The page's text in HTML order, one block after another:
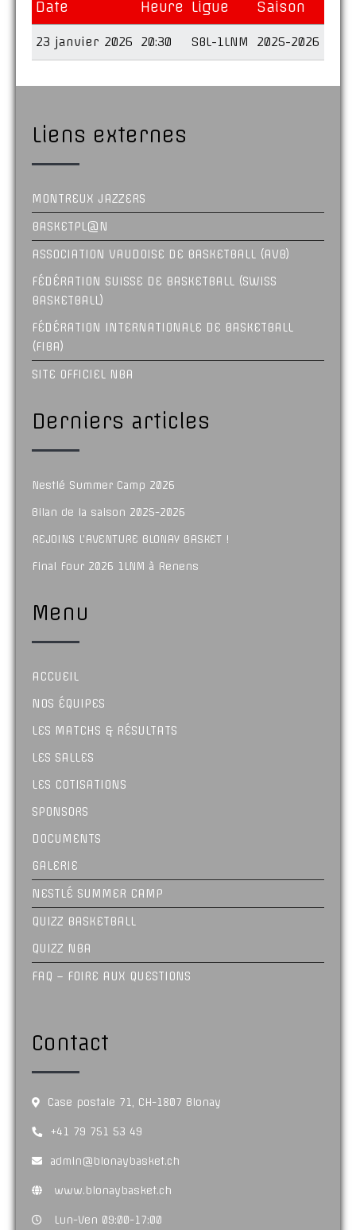
Date Heure Ligue Saison
23 janvier 2026 20:30 SBL-1LNM 2025-2026
Liens externes
MONTREUX JAZZERS
BASKETPL@N
ASSOCIATION VAUDOISE DE BASKETBALL (AVB)
FÉDÉRATION SUISSE DE BASKETBALL (SWISS
BASKETBALL)
FÉDÉRATION INTERNATIONALE DE BASKETBALL
(FIBA)
SITE OFFICIEL NBA
Derniers articles
Nestlé Summer Camp 2026
Bilan de la saison 2025-2026
REJOINS L’AVENTURE BLONAY BASKET !
Final Four 2026 1LNM à Renens
Menu
ACCUEIL
NOS ÉQUIPES
LES MATCHS & RÉSULTATS
LES SALLES
LES COTISATIONS
SPONSORS
DOCUMENTS
GALERIE
NESTLÉ SUMMER CAMP
QUIZZ BASKETBALL
QUIZZ NBA
FAQ – FOIRE AUX QUESTIONS
Contact
Case postale 71, CH-1807 Blonay
+41 79 751 53 49
admin@blonaybasket.ch
www.blonaybasket.ch
Lun-Ven 09:00-17:00